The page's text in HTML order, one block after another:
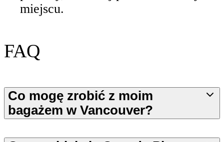
miejscu.
FAQ
Co mogę zrobić z moim
bagażem w Vancouver?